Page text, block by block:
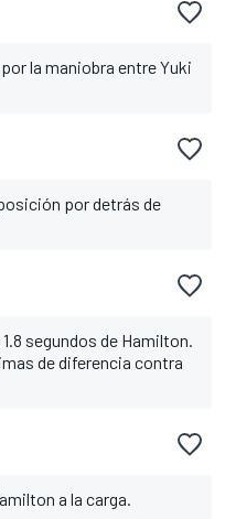
la maniobra entre Yuki
por detrás de
segundos de Hamilton.
de diferencia contra
a la carga.